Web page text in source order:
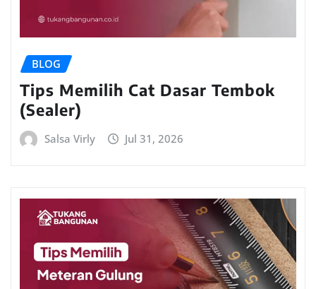
BLOG
Tips Memilih Cat Dasar Tembok
(Sealer)
Salsa Virly Jul 31, 2026